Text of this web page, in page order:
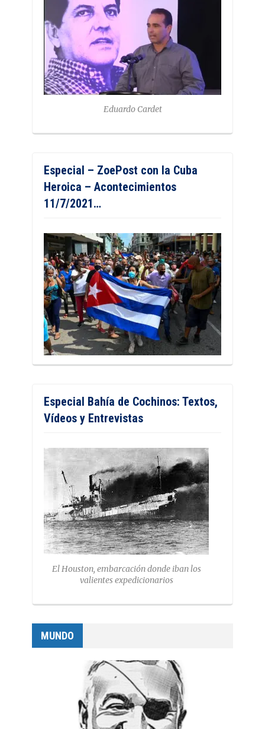
Eduardo Cardet
Especial – ZoePost con la Cuba
Heroica – Acontecimientos
11/7/2021…
Especial Bahía de Cochinos: Textos,
Vídeos y Entrevistas
El Houston, embarcación donde iban los
valientes expedicionarios
MUNDO